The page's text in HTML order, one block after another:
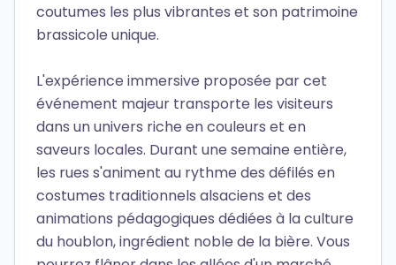
coutumes les plus vibrantes et son patrimoine
brassicole unique.
L'expérience immersive proposée par cet
événement majeur transporte les visiteurs
dans un univers riche en couleurs et en
saveurs locales. Durant une semaine entière,
les rues s'animent au rythme des défilés en
costumes traditionnels alsaciens et des
animations pédagogiques dédiées à la culture
du houblon, ingrédient noble de la bière. Vous